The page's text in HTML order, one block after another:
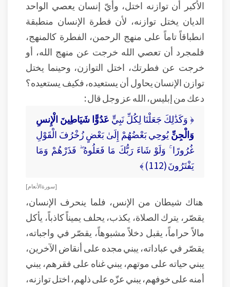
الأكبر أن توازنه اختل، وأيّ إنسان يعصي الواحد
الديان يختل توازنه، لأن فطرة الإنسان منطبقة
انطباقاً تاماً على منهج الرحمن، الفطرة كالمنهج،
فلمجرد أن تعصي الله خرجت عن منهج الله، أو
خرجت عن فطرتك، اختل التوازن، وحينما يختل
توازن الإنسان يحاول أن يستعيده، فكيف يستعيده؟
دعك من إبليس، الله عز وجل قال :
﴿ وَكَذَٰلِكَ جَعَلْنَا لِكُلِّ نَبِيٍّ عَدُوًّا شَيَاطِينَ الْإِنسِ
وَالْجِنِّيُوحِي بَعْضُهُمْ إِلَىٰ بَعْضٍ زُخْرُفَ الْقَوْلِ
غُرُورًا ۚ وَلَوْ شَاءَ رَبُّكَ مَا فَعَلُوهُ ۖ فَذَرْهُمْ وَمَا
يَفْتَرُونَ (112) ﴾
[ سورة الأنعام ]
هناك شيطان من الإنس، فلما ينحرف الإنسان،
يقصّر، يترك الصلاة، يكذب، يحلف يميناً كاذباً، يأكل
مالاً حراماً، يقبل دخلاً مشبوهاً، يقصّر في واجباته،
يقصّر في عباداته، يبني مجده على أنقاض الآخرين،
يبني حياته على موتهم، يبني غناه على فقرهم، يبني
أمنه على خوفهم، يبني عزّه على ذلهم، اختل توازنه،